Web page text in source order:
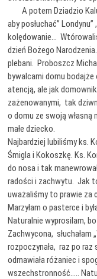
A potem Dziadzio
aby posłuchać”
kolędowanie…
dzień Bożego
plebani. Proboszcz
bywalcami domu
atencją, ale jak
zażenowanymi, tak
o domu ze swoją
małe dziecko.
Najbardziej lubiliśmy ks.
Śmigla i Kokoszkę. Ks.
do nosa i tak
radości i zachwytu. Jak
uważaliśmy to prawie za
Marzyłam o pasterce i
Naturalnie wyprosilam,
Zachwycona,
rozpoczynała, raz po raz
odmawiała różaniec i
wszechstronność…..